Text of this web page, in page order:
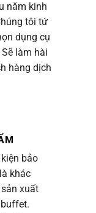
năm kinh
tôi tứ
dụng cụ
làm hài
hàng dịch
bảo
khác
xuất